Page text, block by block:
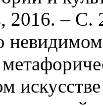
2016. – С.